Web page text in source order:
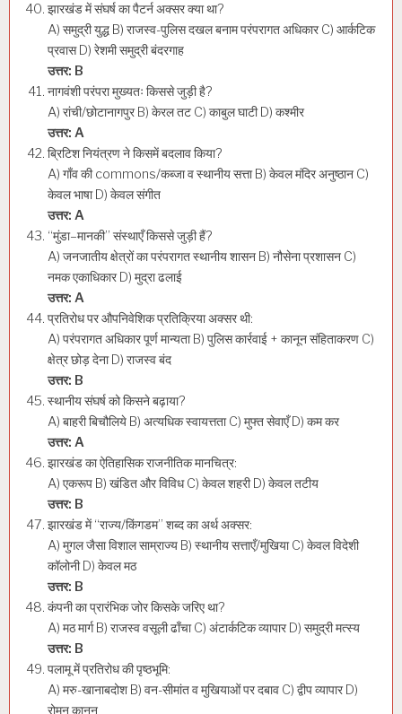
झारखंड में संघर्ष का पैटर्न अक्सर क्या था?
A) समुद्री युद्ध B) राजस्व-पुलिस दखल बनाम परंपरागत अधिकार C) आर्कटिक
प्रवास D) रेशमी समुद्री बंदरगाह
उत्तर: B
नागवंशी परंपरा मुख्यतः किससे जुड़ी है?
A) रांची/छोटानागपुर B) केरल तट C) काबुल घाटी D) कश्मीर
उत्तर: A
ब्रिटिश नियंत्रण ने किसमें बदलाव किया?
A) गाँव की commons/कब्जा व स्थानीय सत्ता B) केवल मंदिर अनुष्ठान C)
केवल भाषा D) केवल संगीत
उत्तर: A
“मुंडा–मानकी” संस्थाएँ किससे जुड़ी हैं?
A) जनजातीय क्षेत्रों का परंपरागत स्थानीय शासन B) नौसेना प्रशासन C)
नमक एकाधिकार D) मुद्रा ढलाई
उत्तर: A
प्रतिरोध पर औपनिवेशिक प्रतिक्रिया अक्सर थी:
A) परंपरागत अधिकार पूर्ण मान्यता B) पुलिस कार्रवाई + कानून संहिताकरण C)
क्षेत्र छोड़ देना D) राजस्व बंद
उत्तर: B
स्थानीय संघर्ष को किसने बढ़ाया?
A) बाहरी बिचौलिये B) अत्यधिक स्वायत्तता C) मुफ्त सेवाएँ D) कम कर
उत्तर: A
झारखंड का ऐतिहासिक राजनीतिक मानचित्र:
A) एकरूप B) खंडित और विविध C) केवल शहरी D) केवल तटीय
उत्तर: B
झारखंड में “राज्य/किंगडम” शब्द का अर्थ अक्सर:
A) मुगल जैसा विशाल साम्राज्य B) स्थानीय सत्ताएँ/मुखिया C) केवल विदेशी
कॉलोनी D) केवल मठ
उत्तर: B
कंपनी का प्रारंभिक जोर किसके जरिए था?
A) मठ मार्ग B) राजस्व वसूली ढाँचा C) अंटार्कटिक व्यापार D) समुद्री मत्स्य
उत्तर: B
पलामू में प्रतिरोध की पृष्ठभूमि:
A) मरु-खानाबदोश B) वन-सीमांत व मुखियाओं पर दबाव C) द्वीप व्यापार D)
रोमन कानून